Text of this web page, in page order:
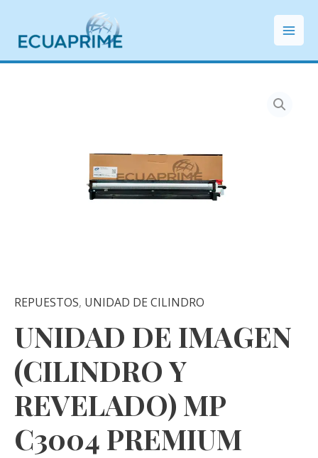
contenido
REPUESTOS, UNIDAD DE CILINDRO
UNIDAD DE IMAGEN
(CILINDRO Y
REVELADO) MP
C3004 PREMIUM